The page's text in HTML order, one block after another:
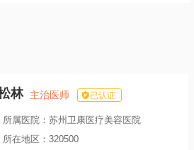
林 主治医师 已认证
所属医院： 苏州卫康医疗美容医院
所在地区： 320500